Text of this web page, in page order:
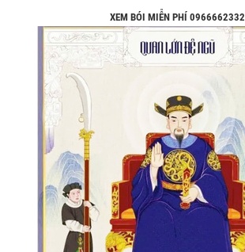
XEM BÓI MIỄN PHÍ 0966662332